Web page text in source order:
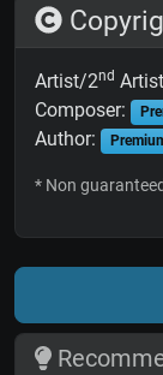
Artist/2nd
Composer:
Author:
* Non